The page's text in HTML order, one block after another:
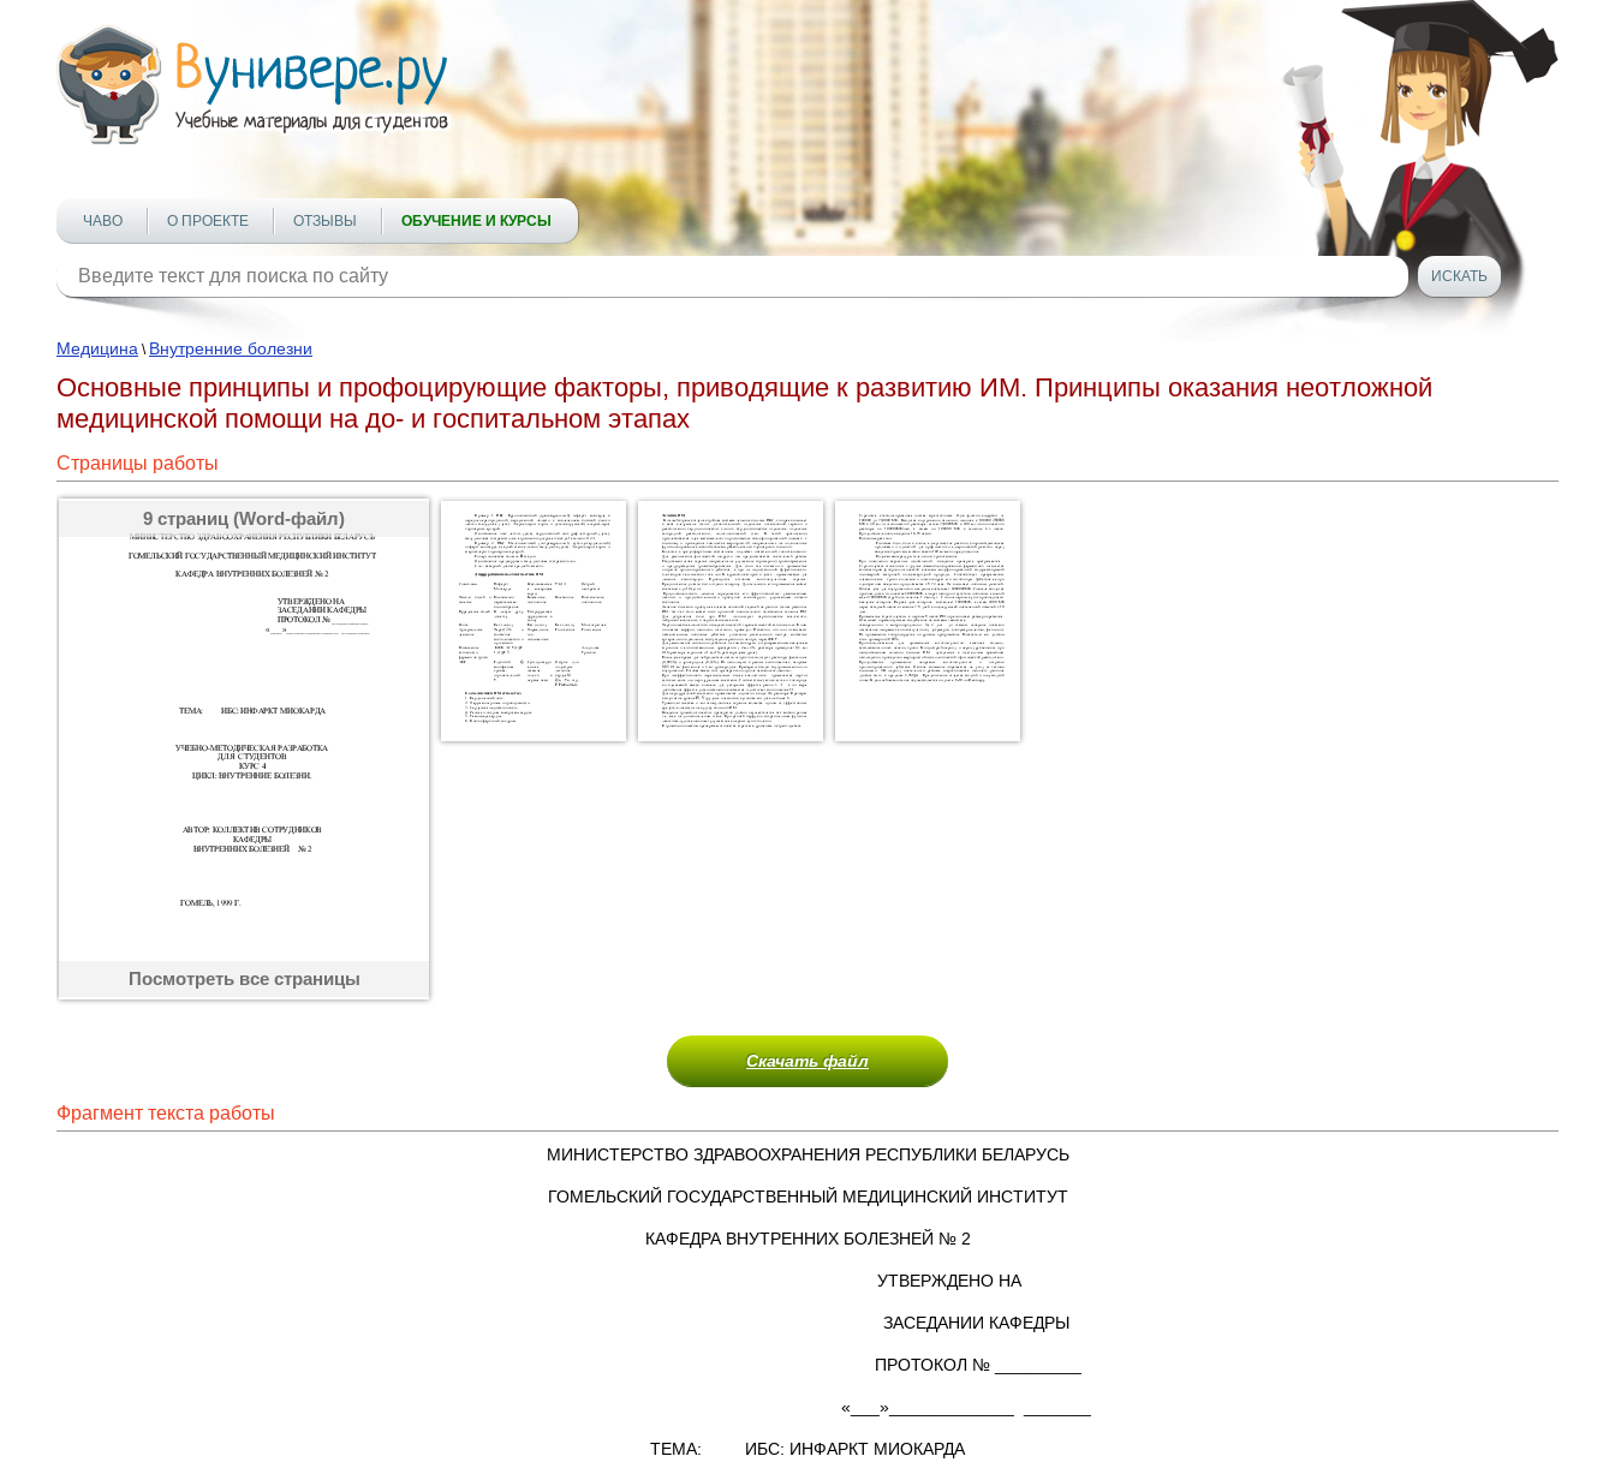
ЧАВО О ПРОЕКТЕ ОТЗЫВЫ ОБУЧЕНИЕ И КУРСЫ
Медицина \ Внутренние болезни
Основные принципы и профоцирующие факторы, приводящие к развитию ИМ. Принципы оказания неотложной
медицинской помощи на до- и госпитальном этапах
Страницы работы
9 страниц (Word-файл)
Посмотреть все страницы
Скачать файл
Фрагмент текста работы
МИНИСТЕРСТВО ЗДРАВООХРАНЕНИЯ РЕСПУБЛИКИ БЕЛАРУСЬ
ГОМЕЛЬСКИЙ ГОСУДАРСТВЕННЫЙ МЕДИЦИНСКИЙ ИНСТИТУТ
КАФЕДРА ВНУТРЕННИХ БОЛЕЗНЕЙ № 2
УТВЕРЖДЕНО НА
ЗАСЕДАНИИ КАФЕДРЫ
ПРОТОКОЛ № _________
«___»_____________ _______
ТЕМА: ИБС: ИНФАРКТ МИОКАРДА